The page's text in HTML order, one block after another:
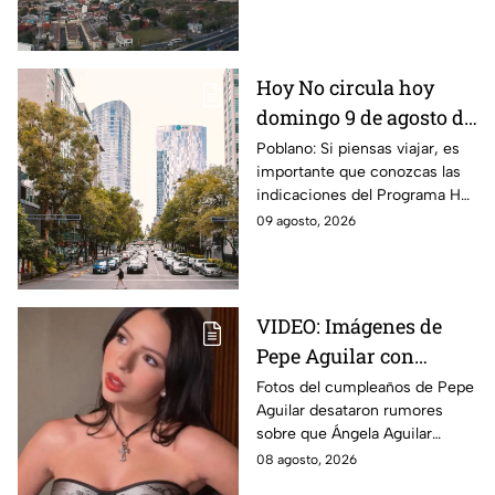
Hoy No circula hoy
domingo 9 de agosto de
2026: ¿Qué autos no
transitan en la CDMX y
EdoMex?
Poblano: Si piensas viajar, es
importante que conozcas las
indicaciones del Programa Hoy
No Circula HOY domingo 9 de
09 agosto, 2026
VIDEO: Imágenes de
Pepe Aguilar con
Ángela desatan
rumores ¿Está
embarazada?
Fotos del cumpleaños de Pepe
Aguilar desataron rumores
sobre que Ángela Aguilar
podría estar embarazada;
08 agosto, 2026